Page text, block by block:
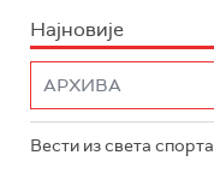
Најновије
Вести из света спорта